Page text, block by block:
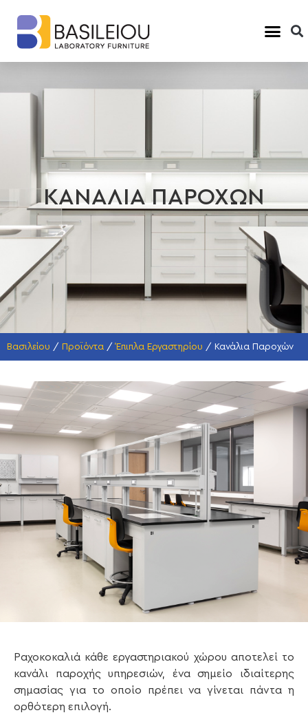
ΚΑΝΑΛΙΑ ΠΑΡΟΧΩΝ
Βασιλείου / Προϊόντα /Έπιπλα Εργαστηρίου / Κανάλια Παροχών
Ραχοκοκαλιά κάθε εργαστηριακού χώρου αποτελεί το
κανάλι παροχής υπηρεσιών, ένα σημείο ιδιαίτερης
σημασίας για το οποίο πρέπει να γίνεται πάντα η
ορθότερη επιλογή.